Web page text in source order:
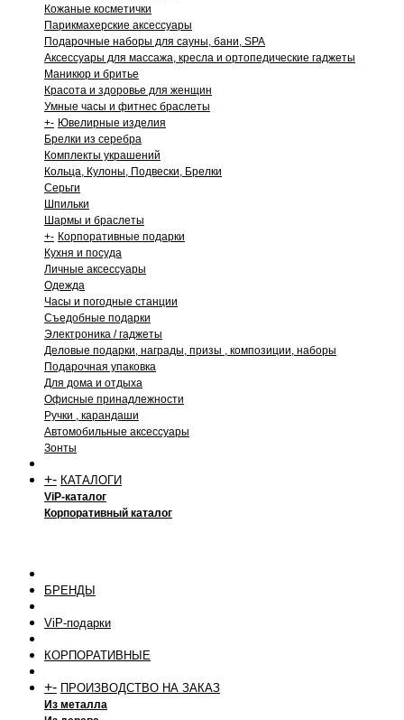
Кожаные косметички
Парикмахерские аксессуары
Подарочные наборы для сауны, бани, SPA
Аксессуары для массажа, кресла и ортопедические гаджеты
Маникюр и бритье
Красота и здоровье для женщин
Умные часы и фитнес браслеты
+- Ювелирные изделия
Брелки из серебра
Комплекты украшений
Кольца, Кулоны, Подвески, Брелки
Серьги
Шпильки
Шармы и браслеты
+- Корпоративные подарки
Кухня и посуда
Личные аксессуары
Одежда
Часы и погодные станции
Съедобные подарки
Электроника / гаджеты
Деловые подарки, награды, призы , композиции, наборы
Подарочная упаковка
Для дома и отдыха
Офисные принадлежности
Ручки , карандаши
Автомобильные аксессуары
Зонты
+- КАТАЛОГИ
ViP-каталог
Корпоративный каталог
БРЕНДЫ
ViP-подарки
КОРПОРАТИВНЫЕ
+- ПРОИЗВОДСТВО НА ЗАКАЗ
Из металла